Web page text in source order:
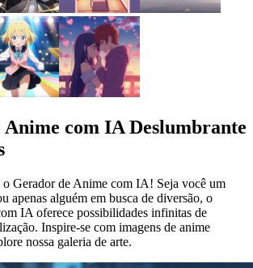
com IA Deslumbrante
Gerador de Anime com IA! Seja você um
apenas alguém em busca de diversão, o
IA oferece possibilidades infinitas de
Inspire-se com imagens de anime
nossa galeria de arte.